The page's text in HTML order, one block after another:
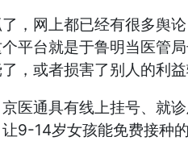
，网上都已经有很多舆
平台就是于鲁明当医管
，或者损害了别人的利益
医通具有线上挂号、就
9-14岁女孩能免费接种